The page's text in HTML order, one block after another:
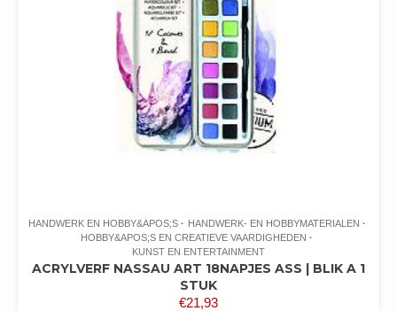
HANDWERK EN HOBBY&APOS;S
HANDWERK- EN HOBBYMATERIALEN
HOBBY&APOS;S EN CREATIEVE VAARDIGHEDEN
KUNST EN ENTERTAINMENT
ACRYLVERF NASSAU ART 18NAPJES ASS | BLIK A 1
STUK
€21,93